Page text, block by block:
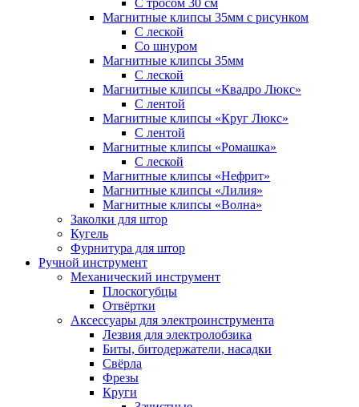
Магнитные клипсы 35мм с рисунком
С леской
Со шнуром
Магнитные клипсы 35мм
С леской
Магнитные клипсы «Квадро Люкс»
С лентой
Магнитные клипсы «Круг Люкс»
С лентой
Магнитные клипсы «Ромашка»
С леской
Магнитные клипсы «Нефрит»
Магнитные клипсы «Лилия»
Магнитные клипсы «Волна»
Заколки для штор
Кугель
Фурнитура для штор
Ручной инструмент
Механический инструмент
Плоскогубцы
Отвёртки
Аксессуары для электроинструмента
Лезвия для электролобзика
Биты, битодержатели, насадки
Свёрла
Фрезы
Круги